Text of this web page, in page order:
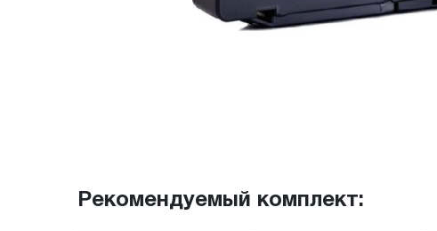
Рекомендуемый комплект: